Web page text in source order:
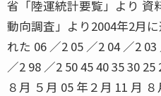
省「陸運統計要覧」より 資
動向調査」より2004年2月
れた 06 ／2 05 ／2 04 ／2
／2 98 ／2 50 45 40 35 30
８月 ５月 05 年２月 11 月